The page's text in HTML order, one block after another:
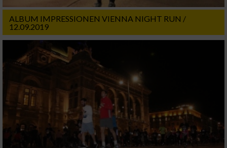
ALBUM IMPRESSIONEN VIENNA NIGHT RUN /
12.09.2019